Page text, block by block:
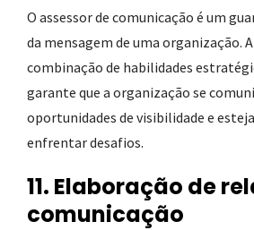
O assessor de comunicação é um
da mensagem de uma organização.
combinação de habilidades
garante que a organização se
oportunidades de visibilidade e
enfrentar desafios.
11. Elaboração de
comunicação